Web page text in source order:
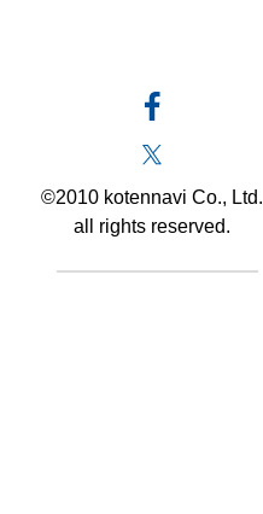
©2010 kotennavi Co., Ltd.
all rights reserved.